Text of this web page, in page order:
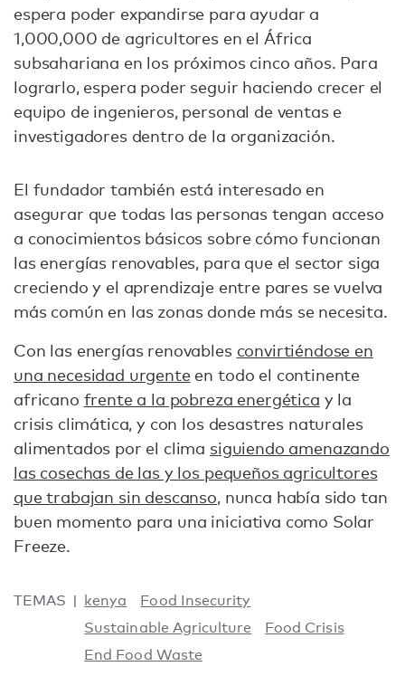
espera poder expandirse para ayudar a
1,000,000 de agricultores en el África
subsahariana en los próximos cinco años. Para
lograrlo, espera poder seguir haciendo crecer el
equipo de ingenieros, personal de ventas e
investigadores dentro de la organización.
El fundador también está interesado en
asegurar que todas las personas tengan acceso
a conocimientos básicos sobre cómo funcionan
las energías renovables, para que el sector siga
creciendo y el aprendizaje entre pares se vuelva
más común en las zonas donde más se necesita.
Con las energías renovables convirtiéndose en
una necesidad urgenteen todo el continente
africano frente a la pobreza energética y la
crisis climática, y con los desastres naturales
alimentados por el clima siguiendo amenazando
las cosechas de las y los pequeños agricultores
que trabajan sin descanso, nunca había sido tan
buen momento para una iniciativa como Solar
Freeze.
TEMAS kenya
Food Insecurity
Sustainable Agriculture
Food Crisis
End Food Waste